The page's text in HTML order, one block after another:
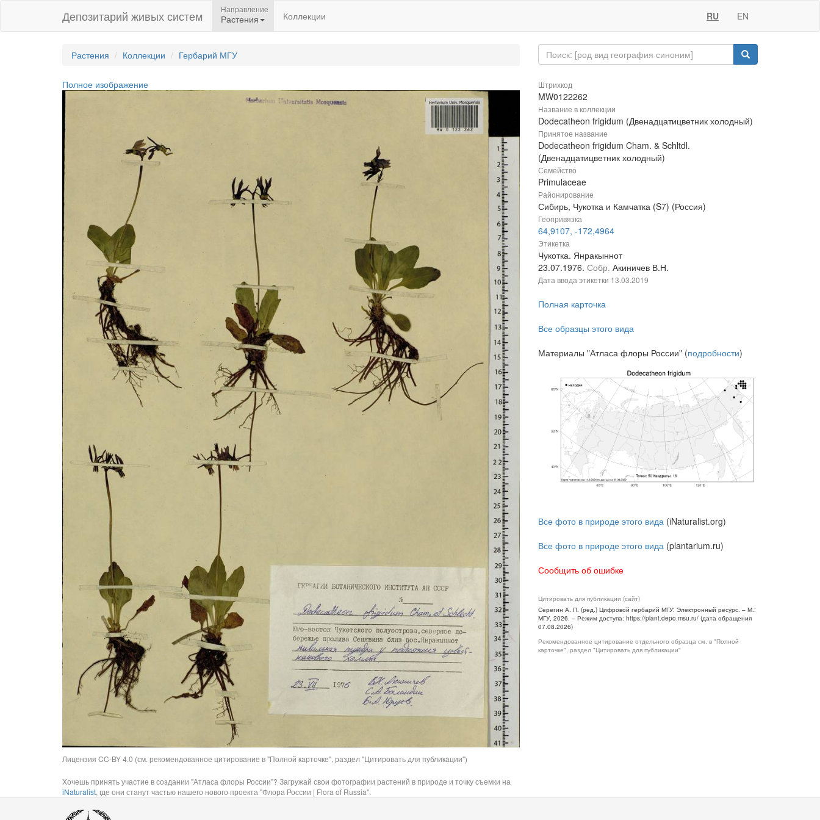
Депозитарий живых систем Направление
Растения Коллекции RU EN
Растения Коллекции Гербарий МГУ
Полное изображение
Лицензия CC-BY 4.0 (см. рекомендованное цитирование в "Полной карточке", раздел "Цитировать для публикации")
Хочешь принять участие в создании "Атласа флоры России"? Загружай свои фотографии растений в природе и точку съемки на
iNaturalist, где они станут частью нашего нового проекта "Флора России | Flora of Russia".
Штрихкод
MW0122262
Название в коллекции
Dodecatheon frigidum (Двенадцатицветник холодный)
Принятое название
Dodecatheon frigidum Cham. & Schltdl.
(Двенадцатицветник холодный)
Семейство
Primulaceae
Районирование
Сибирь, Чукотка и Камчатка (S7) (Россия)
Геопривязка
64,9107, -172,4964
Этикетка
Чукотка. Янракыннот
23.07.1976. Собр. Акиничев В.Н.
Дата ввода этикетки 13.03.2019
Полная карточка
Все образцы этого вида
Материалы "Атласа флоры России" (подробности)
Все фото в природе этого вида (iNaturalist.org)
Все фото в природе этого вида (plantarium.ru)
Сообщить об ошибке
Цитировать для публикации (сайт)
Серегин А. П. (ред.) Цифровой гербарий МГУ: Электронный ресурс. – М.:
МГУ, 2026. – Режим доступа: https://plant.depo.msu.ru/ (дата обращения
07.08.2026)
Рекомендованное цитирование отдельного образца см. в "Полной
карточке", раздел "Цитировать для публикации"